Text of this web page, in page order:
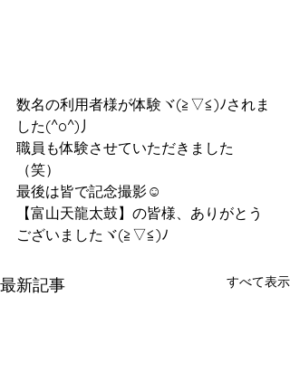
数名の利用者様が体験ヾ(≧▽≦)ﾉされま
した(^o^)丿
職員も体験させていただきました
（笑）
最後は皆で記念撮影☺
【富山天龍太鼓】の皆様、ありがとう
ございましたヾ(≧▽≦)ﾉ
最新記事 すべて表示